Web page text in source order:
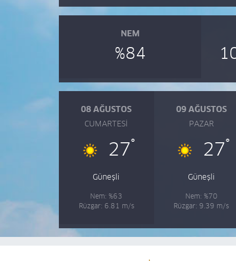
NEM
%84
08 AĞUSTOS
CUMARTESI
27°
Güneşli
Nem: %63
Rüzgar: 6.81 m/s
09 AĞUSTOS
PAZAR
27°
Güneşli
Nem: %70
Rüzgar: 9.39 m/s